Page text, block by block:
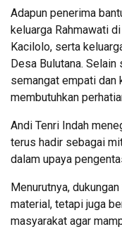
Adapun penerima
keluarga Rahmawati
Kacilolo, serta
Desa Bulutana.
semangat empati dan
membutuhkan
Andi Tenri Indah
terus hadir sebagai
dalam upaya
Menurutnya,
material, tetapi juga
masyarakat agar